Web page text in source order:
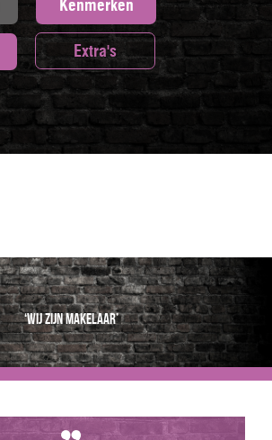
Kenmerken
Extra's
‘Wij zijn makelaar’